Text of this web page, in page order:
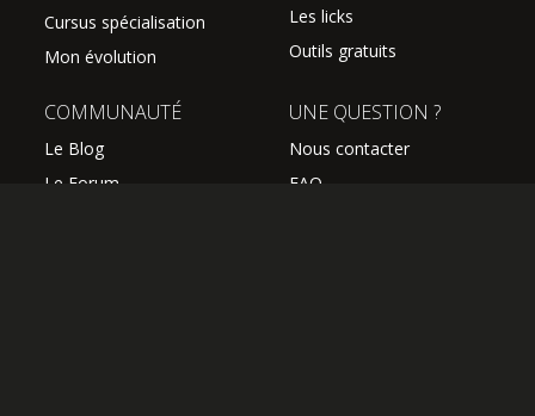
Cursus spécialisation
Mon évolution
Les licks
Outils gratuits
COMMUNAUTÉ
Le Blog
Le Forum
UNE QUESTION ?
Nous contacter
FAQ